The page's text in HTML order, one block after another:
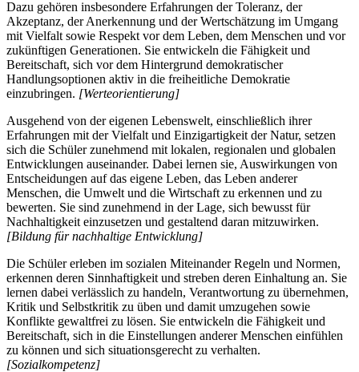
Dazu gehören insbesondere Erfahrungen der Toleranz, der
Akzeptanz, der Anerkennung und der Wertschätzung im Umgang
mit Vielfalt sowie Respekt vor dem Leben, dem Menschen und vor
zukünftigen Generationen. Sie entwickeln die Fähigkeit und
Bereitschaft, sich vor dem Hintergrund demokratischer
Handlungsoptionen aktiv in die freiheitliche Demokratie
einzubringen. [Werteorientierung]
Ausgehend von der eigenen Lebenswelt, einschließlich ihrer
Erfahrungen mit der Vielfalt und Einzigartigkeit der Natur, setzen
sich die Schüler zunehmend mit lokalen, regionalen und globalen
Entwicklungen auseinander. Dabei lernen sie, Auswirkungen von
Entscheidungen auf das eigene Leben, das Leben anderer
Menschen, die Umwelt und die Wirtschaft zu erkennen und zu
bewerten. Sie sind zunehmend in der Lage, sich bewusst für
Nachhaltigkeit einzusetzen und gestaltend daran mitzuwirken.
[Bildung für nachhaltige Entwicklung]
Die Schüler erleben im sozialen Miteinander Regeln und Normen,
erkennen deren Sinnhaftigkeit und streben deren Einhaltung an. Sie
lernen dabei verlässlich zu handeln, Verantwortung zu übernehmen,
Kritik und Selbstkritik zu üben und damit umzugehen sowie
Konflikte gewaltfrei zu lösen. Sie entwickeln die Fähigkeit und
Bereitschaft, sich in die Einstellungen anderer Menschen einfühlen
zu können und sich situationsgerecht zu verhalten.
[Sozialkompetenz]